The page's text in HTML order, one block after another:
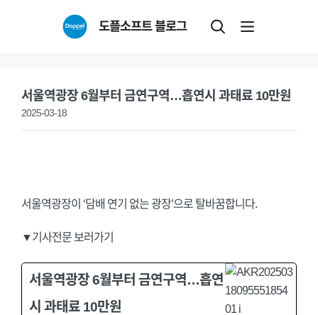
도플소프트 블로그
서울역광장 6월부터 금연구역…흡연시 과태료 10만원
2025-03-18
서울역광장이 ‘담배 연기 없는 광장’으로 탈바꿈합니다.
▼기사전문 보러가기
서울역광장 6월부터 금연구역…흡연
시 과태료 10만원